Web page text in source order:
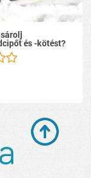
és -kötést?